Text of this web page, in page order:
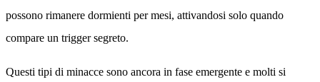
possono rimanere dormienti per mesi, attivandosi solo quando
compare un trigger segreto.
Questi tipi di minacce sono ancora in fase emergente e molti si